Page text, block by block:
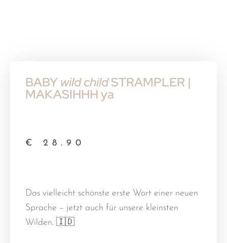
BABYwild childSTRAMPLER |
MAKASIHHH ya
€ 28.90
Das vielleicht schönste erste Wort einer neuen
Sprache – jetzt auch für unsere kleinsten
Wilden. 🇮🇩